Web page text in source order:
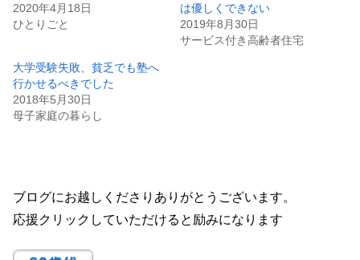
2020年4月18日
ひとりごと
は優しくできない
2019年8月30日
サービス付き高齢者住宅
大学受験失敗、貧乏でも塾へ
行かせるべきでした
2018年5月30日
母子家庭の暮らし
ブログにお越しくださりありがとうございます。
応援クリックしていただけると励みになります